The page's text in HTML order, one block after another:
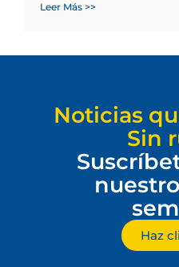
Leer Más >>
Noticias
Sin
Haz